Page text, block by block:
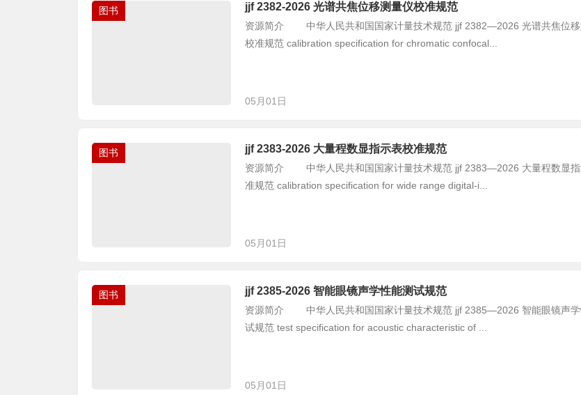
图书 jjf 2382-2026 光谱共焦位移测量仪校准规范
资源简介 中华人民共和国国家计量技术规范 jjf 2382—2026 光谱共焦位移
校准规范 calibration specification for chromatic confocal...
05月01日
图书 jjf 2383-2026 大量程数显指示表校准规范
资源简介 中华人民共和国国家计量技术规范 jjf 2383—2026 大量程数显指
准规范 calibration specification for wide range digital‑i...
05月01日
图书 jjf 2385-2026 智能眼镜声学性能测试规范
资源简介 中华人民共和国国家计量技术规范 jjf 2385—2026 智能眼镜声学
试规范 test specification for acoustic characteristic of ...
05月01日